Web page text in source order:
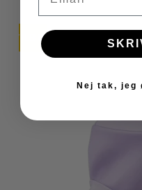
TILBUDUDSOLGT
Nej tak, jeg